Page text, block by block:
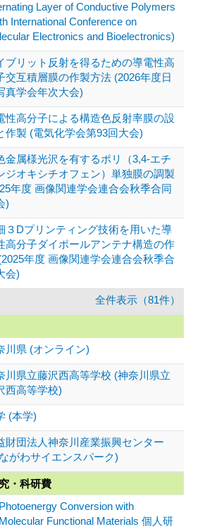
Layer of Conductive Polymers
International Conference on
Electronics and Bioelectronics)
ブリット反射を得るための導電性高
交互積層膜の作製方法 (2026年度日
真学会年次大会)
性高分子による構造色反射率膜の設
作製 (電気化学会第93回大会)
金属様光沢を有するポリ（3,4-エチ
ジオキシチオフェン）単独膜の調製
年度 画像関連学会連合会秋季合同
)
３Dプリンティング技術を用いた導
高分子ダイポールアンテナ構造の作
年度 画像関連学会連合会秋季合
会)
全件表示（81件）
川県 (オンライン)
川県立藤沢西高等学校 (神奈川県立
西高等学校)
(本学)
財団法人神奈川産業振興センター
がわサイエンスパーク)
・科研費
Photoenergy Conversion with
Molecular Functional Materials 個人研